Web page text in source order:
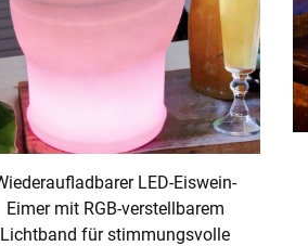
LED-Eiswein-
Eimer mit RGB-verstellbarem
Lichtband für stimmungsvolle